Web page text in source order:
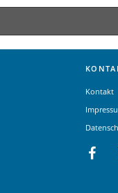
Kontakt